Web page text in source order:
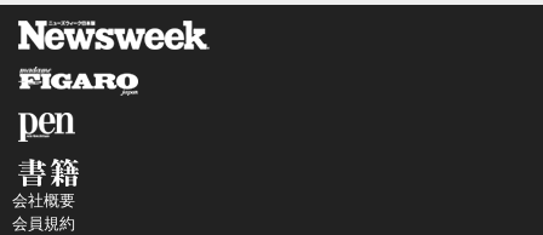
会社概要
会員規約